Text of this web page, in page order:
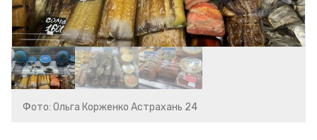
Фото: Ольга Корженко Астрахань 24